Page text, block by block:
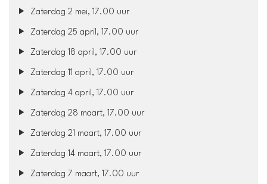
Zaterdag 2 mei, 17.00 uur
Zaterdag 25 april, 17.00 uur
Zaterdag 18 april, 17.00 uur
Zaterdag 11 april, 17.00 uur
Zaterdag 4 april, 17.00 uur
Zaterdag 28 maart, 17.00 uur
Zaterdag 21 maart, 17.00 uur
Zaterdag 14 maart, 17.00 uur
Zaterdag 7 maart, 17.00 uur